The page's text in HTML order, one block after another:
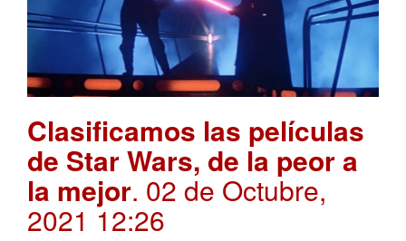
Clasificamos las películas
de Star Wars, de la peor a
la mejor. 02 de Octubre,
2021 12:26